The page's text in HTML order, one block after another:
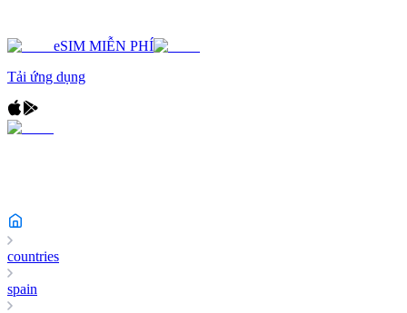
eSIM MIỄN PHÍ
Tải ứng dụng
countries
spain